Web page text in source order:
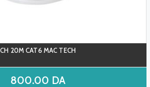
20M CAT6 MAC TECH
800.00 DA